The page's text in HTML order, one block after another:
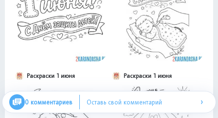
Раскраски 1 июня Раскраски 1 июня
0 комментариев Оставь свой комментарий ›